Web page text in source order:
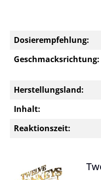
Dosierempfehlung:
Geschmacksrichtung:
Herstellungsland:
Inhalt:
Reaktionszeit: